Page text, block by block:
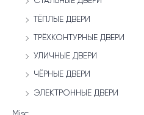
ТЁПЛЫЕ ДВЕРИ
ТРЁХКОНТУРНЫЕ ДВЕРИ
УЛИЧНЫЕ ДВЕРИ
ЧЁРНЫЕ ДВЕРИ
ЭЛЕКТРОННЫЕ ДВЕРИ